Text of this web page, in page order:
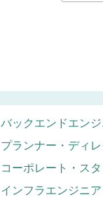
バックエンドエン
プランナー・ディ
コーポレート・スタ
インフラエンジニア